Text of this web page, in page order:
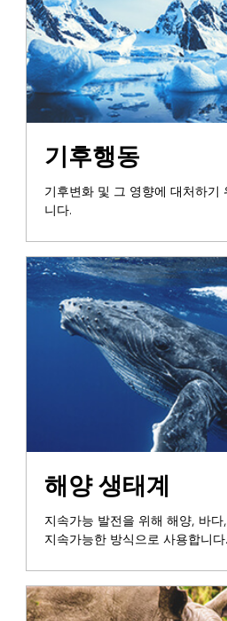
기후행동
기후변화 및 그 영향에 대처하기
니다.
해양 생태계
지속가능 발전을 위해 해양, 바
지속가능한 방식으로 사용합니다.